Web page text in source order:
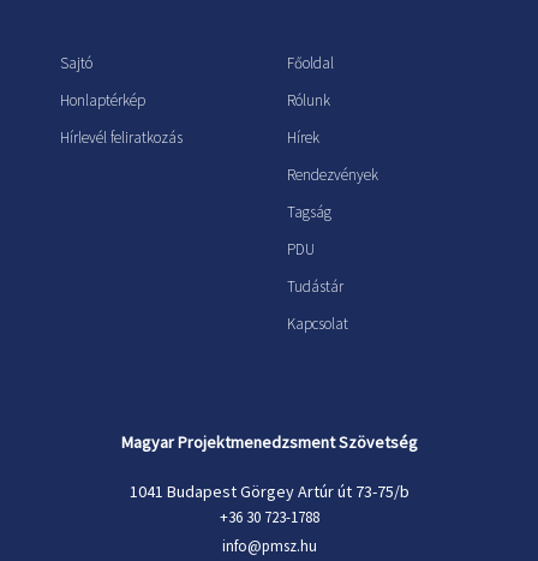
Sajtó
Honlaptérkép
Hírlevél feliratkozás
Főoldal
Rólunk
Hírek
Rendezvények
Tagság
PDU
Tudástár
Kapcsolat
Magyar Projektmenedzsment Szövetség
1041 Budapest Görgey Artúr út 73-75/b
+36 30 723-1788
info@pmsz.hu